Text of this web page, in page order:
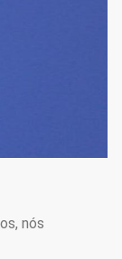
nós